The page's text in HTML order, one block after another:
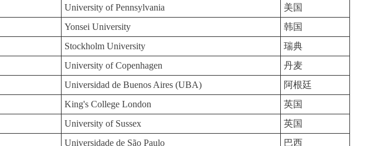
University of Pennsylvania
美国
Yonsei University
韩国
Stockholm University
瑞典
University of Copenhagen
丹麦
Universidad de Buenos Aires (UBA)
阿根廷
King's College London
英国
University of Sussex
英国
Universidade de São Paulo
巴西